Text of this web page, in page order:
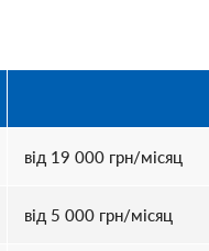
від 19 000 грн/місяц
від 5 000 грн/місяц